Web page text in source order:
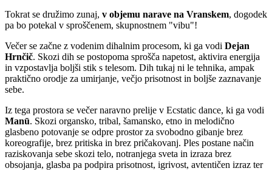
Tokrat se družimo zunaj, v objemu narave na Vranskem, dogodek
pa bo potekal v sproščenem, skupnostnem "vibu"!
Večer se začne z vodenim dihalnim procesom, ki ga vodi Dejan
Hrnčič. Skozi dih se postopoma sprošča napetost, aktivira energija
in vzpostavlja boljši stik s telesom. Dih tukaj ni le tehnika, ampak
praktično orodje za umirjanje, večjo prisotnost in boljše zaznavanje
sebe.
Iz tega prostora se večer naravno prelije v Ecstatic dance, ki ga vodi
Manū. Skozi organsko, tribal, šamansko, etno in melodično
glasbeno potovanje se odpre prostor za svobodno gibanje brez
koreografije, brez pritiska in brez pričakovanj. Ples postane način
raziskovanja sebe skozi telo, notranjega sveta in izraza brez
obsojanja, glasba pa podpira prisotnost, igrivost, avtentičen izraz ter